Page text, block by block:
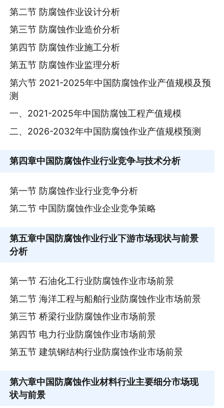
第二节 防腐蚀作业设计分析
第三节 防腐蚀作业造价分析
第四节 防腐蚀作业施工分析
第五节 防腐蚀作业监理分析
第六节 2021-2025年中国防腐蚀作业产值规模及预
测
一、2021-2025年中国防腐蚀工程产值规模
二、2026-2032年中国防腐蚀作业产值规模预测
第四章中国防腐蚀作业行业竞争与技术分析
第一节 防腐蚀作业行业竞争分析
第二节 中国防腐蚀作业企业竞争策略
第五章中国防腐蚀作业行业下游市场现状与前景
分析
第一节 石油化工行业防腐蚀作业市场前景
第二节 海洋工程与船舶行业防腐蚀作业市场前景
第三节 桥梁行业防腐蚀作业市场前景
第四节 电力行业防腐蚀作业市场前景
第五节 建筑钢结构行业防腐蚀作业市场前景
第六章中国防腐蚀作业材料行业主要细分市场现
状与前景